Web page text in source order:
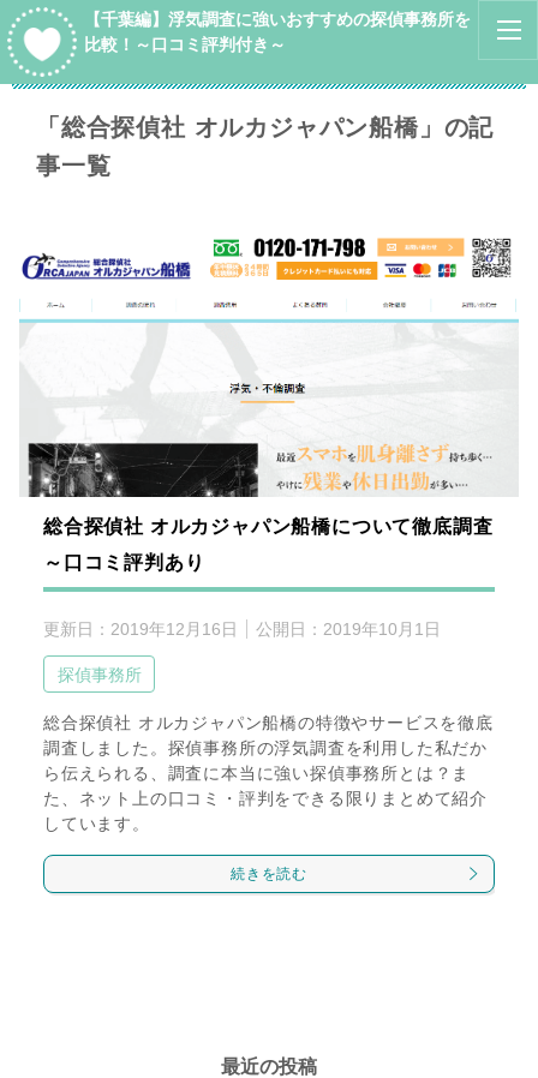
【千葉編】浮気調査に強いおすすめの探偵事務所を
比較！～口コミ評判付き～
「総合探偵社 オルカジャパン船橋」の記
事一覧
総合探偵社 オルカジャパン船橋について徹底調査
～口コミ評判あり
更新日： 2019年12月16日 公開日： 2019年10月1日
探偵事務所
総合探偵社 オルカジャパン船橋の特徴やサービスを徹底
調査しました。探偵事務所の浮気調査を利用した私だか
ら伝えられる、調査に本当に強い探偵事務所とは？ま
た、ネット上の口コミ・評判をできる限りまとめて紹介
しています。
続きを読む
最近の投稿